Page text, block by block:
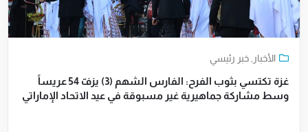
الأخبار ,خبر رئيسي
غزة تكتسي بثوب الفرح: الفارس الشهم (3) يزفّ 54 عريساً
وسط مشاركة جماهيرية غير مسبوقة في عيد الاتحاد الإماراتي